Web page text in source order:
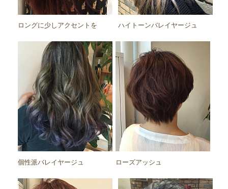
ロングに少しアクセントを ハイトーンバレイヤージュ
個性派バレイヤージュ ローズアッシュ